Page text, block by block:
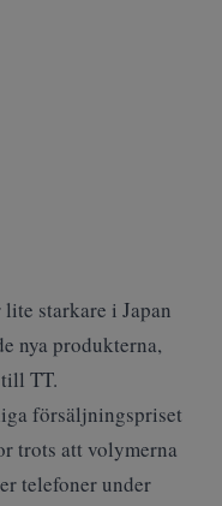
starkare i Japan
nya produkterna,
TT.
försäljningspriset
trots att volymerna
telefoner under